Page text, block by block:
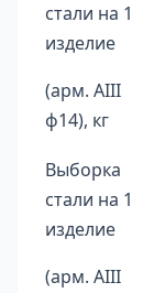
стали на 1
изделие
(арм. AIII
ф14), кг
Выборка
стали на 1
изделие
(арм. AIII